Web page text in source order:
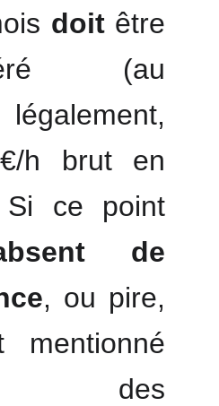
doitêtre
(au
h brut en
Si ce point
de
, ou pire,
mentionné
des